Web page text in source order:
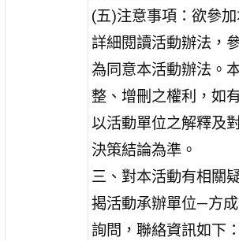
(五)注意事項：欲參
詳細閱讀活動辦法，
為同意本活動辦法。
整、增刪之權利，如
以活動單位之解釋及
決策結論為準。
三、對本活動有相關
揭活動承辦單位—方
詢問，聯絡資訊如下：